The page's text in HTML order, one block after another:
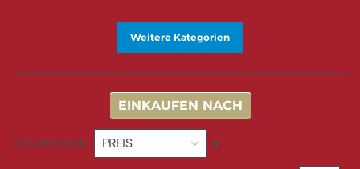
Weitere Kategorien
EINKAUFEN NACH
Sortieren nach
In